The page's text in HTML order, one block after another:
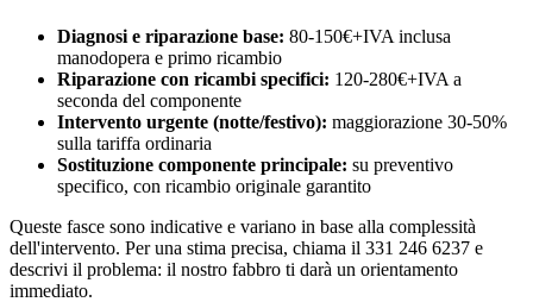
Diagnosi e riparazione base: 80-150€+IVA inclusa
manodopera e primo ricambio
Riparazione con ricambi specifici: 120-280€+IVA a
seconda del componente
Intervento urgente (notte/festivo): maggiorazione 30-50%
sulla tariffa ordinaria
Sostituzione componente principale: su preventivo
specifico, con ricambio originale garantito
Queste fasce sono indicative e variano in base alla complessità
dell'intervento. Per una stima precisa, chiama il 331 246 6237 e
descrivi il problema: il nostro fabbro ti darà un orientamento
immediato.